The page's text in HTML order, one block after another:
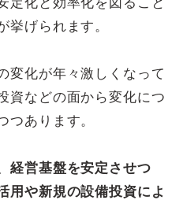
挙げられます。
変化が年々激しくなって
資などの面から変化につ
つあります。
経営基盤を安定させつ
用や新規の設備投資によ